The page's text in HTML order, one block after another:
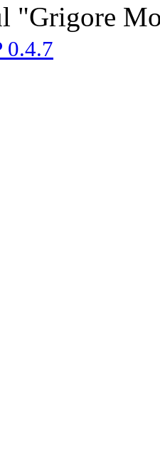
"Grigore
0.4.7